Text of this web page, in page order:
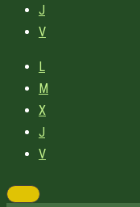
J
V
L
M
X
J
V